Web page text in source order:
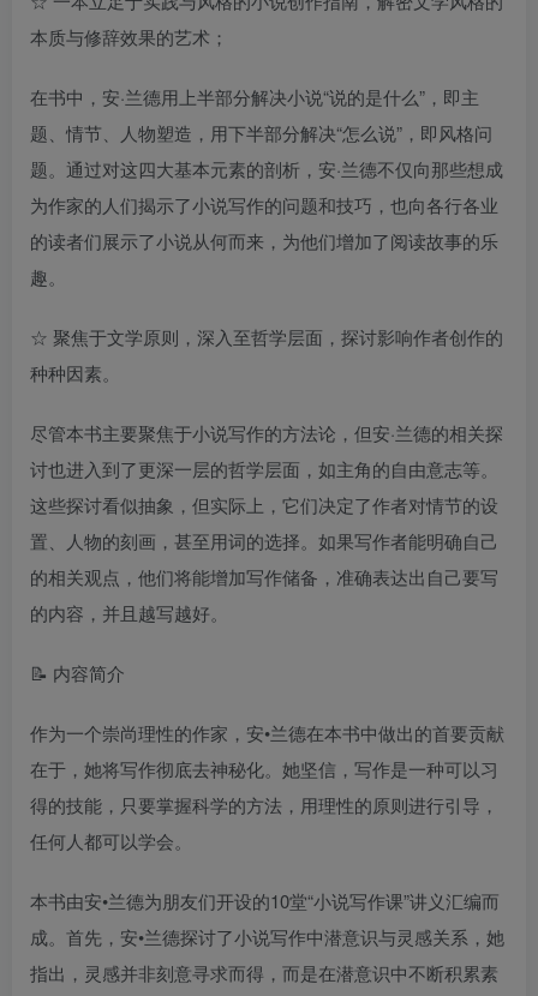
本质与修辞效果的艺术；
在书中，安·兰德用上半部分解决小说“说的是什么”，即主
题、情节、人物塑造，用下半部分解决“怎么说”，即风格问
题。通过对这四大基本元素的剖析，安·兰德不仅向那些想成
为作家的人们揭示了小说写作的问题和技巧，也向各行各业
的读者们展示了小说从何而来，为他们增加了阅读故事的乐
趣。
☆ 聚焦于文学原则，深入至哲学层面，探讨影响作者创作的
种种因素。
尽管本书主要聚焦于小说写作的方法论，但安·兰德的相关探
讨也进入到了更深一层的哲学层面，如主角的自由意志等。
这些探讨看似抽象，但实际上，它们决定了作者对情节的设
置、人物的刻画，甚至用词的选择。如果写作者能明确自己
的相关观点，他们将能增加写作储备，准确表达出自己要写
的内容，并且越写越好。
📝 内容简介
作为一个崇尚理性的作家，安•兰德在本书中做出的首要贡献
在于，她将写作彻底去神秘化。她坚信，写作是一种可以习
得的技能，只要掌握科学的方法，用理性的原则进行引导，
任何人都可以学会。
本书由安•兰德为朋友们开设的10堂“小说写作课”讲义汇编而
成。首先，安•兰德探讨了小说写作中潜意识与灵感关系，她
指出，灵感并非刻意寻求而得，而是在潜意识中不断积累素